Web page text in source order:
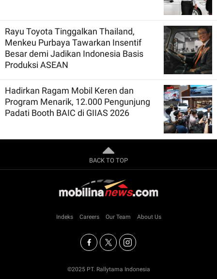
Rayu Toyota Tinggalkan Thailand,
Menkeu Purbaya Tawarkan Insentif
Besar demi Jadikan Indonesia Basis
Produksi ASEAN
Hadirkan Ragam Mobil Keren dan
Program Menarik, 12.000 Pengunjung
Padati Booth BAIC di GIIAS 2026
BACK TO TOP
Indeks Careers Our Team About Us
©2025 PT. Rallytama Indonesia